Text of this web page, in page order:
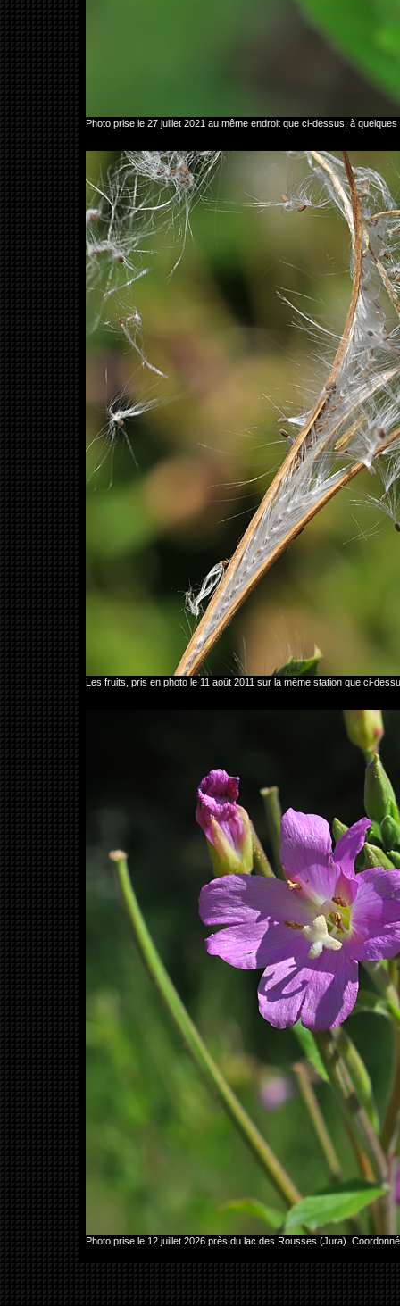
Photo prise le 27 juillet 2021 au même endroit que ci-dessus, à
Les fruits, pris en photo le 11 août 2011 sur la même station que ci-
Photo prise le 12 juillet 2026 près du lac des Rousses (Jura).